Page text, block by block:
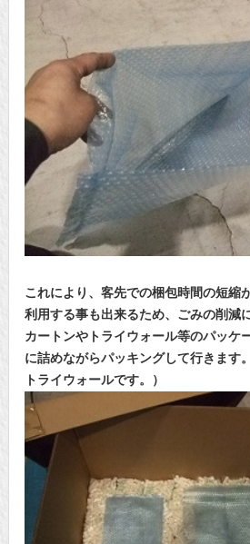
これにより、客先での梱包時間の短縮
利用する事も出来るため、ごみの削減
カートンやトライウォール等のパッケ
に詰めながらパッキングして行きます。
トライウォールです。）